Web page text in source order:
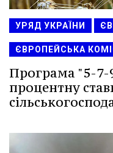
УРЯД УКРАЇНИ
ЄВРОПЕЙСЬКА
Програма "5-
процентну